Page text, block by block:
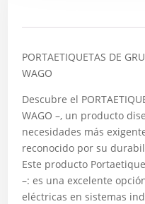
PORTAETIQUETAS DE
WAGO
Descubre el
WAGO –, un producto
necesidades más
reconocido por su
Este producto
–: es una excelente
eléctricas en sistemas